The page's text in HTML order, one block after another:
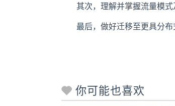
其次，理解并掌握流量模
最后，做好迁移至更具分
你可能也喜欢